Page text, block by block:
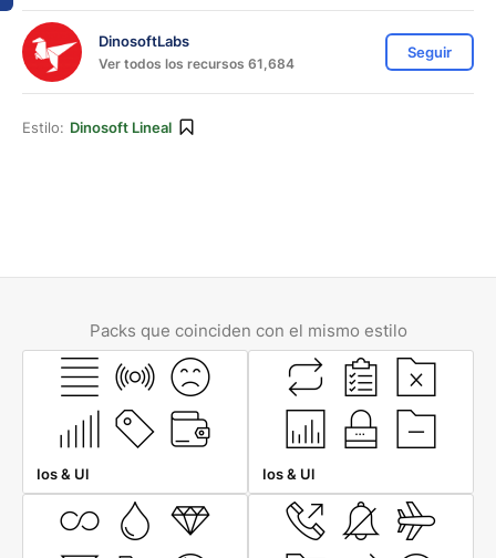
DinosoftLabs
Ver todos los recursos 61,684
Seguir
Estilo: Dinosoft Lineal
Packs que coinciden con el mismo estilo
Ios & Ul Ios & Ul